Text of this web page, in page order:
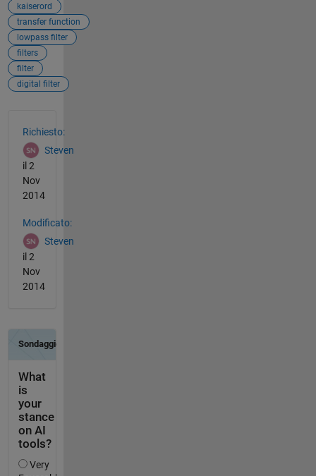
kaiserord
transfer function
lowpass filter
filters
filter
digital filter
Richiesto:
Steven
il 2
Nov
2014
Modificato:
Steven
il 2
Nov
2014